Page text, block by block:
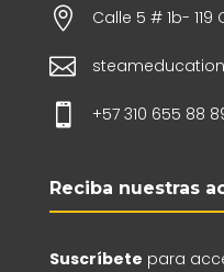
 Calle 5 # 1b- 119

 +57 310 655 88
Reciba nuestras
Suscríbete para